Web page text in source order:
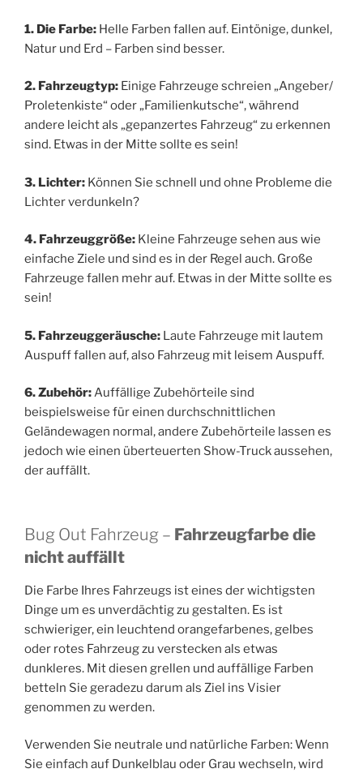
1. Die Farbe: Helle Farben fallen auf. Eintönige, dunkel,
Natur und Erd – Farben sind besser.
2. Fahrzeugtyp: Einige Fahrzeuge schreien „Angeber/
Proletenkiste“ oder „Familienkutsche“, während
andere leicht als „gepanzertes Fahrzeug“ zu erkennen
sind. Etwas in der Mitte sollte es sein!
3. Lichter: Können Sie schnell und ohne Probleme die
Lichter verdunkeln?
4. Fahrzeuggröße: Kleine Fahrzeuge sehen aus wie
einfache Ziele und sind es in der Regel auch. Große
Fahrzeuge fallen mehr auf. Etwas in der Mitte sollte es
sein!
5. Fahrzeuggeräusche: Laute Fahrzeuge mit lautem
Auspuff fallen auf, also Fahrzeug mit leisem Auspuff.
6. Zubehör:Auffällige Zubehörteile sind
beispielsweise für einen durchschnittlichen
Geländewagen normal, andere Zubehörteile lassen es
jedoch wie einen überteuerten Show-Truck aussehen,
der auffällt.
Bug Out Fahrzeug – Fahrzeugfarbe die
nicht auffällt
Die Farbe Ihres Fahrzeugs ist eines der wichtigsten
Dinge um es unverdächtig zu gestalten. Es ist
schwieriger, ein leuchtend orangefarbenes, gelbes
oder rotes Fahrzeug zu verstecken als etwas
dunkleres. Mit diesen grellen und auffällige Farben
betteln Sie geradezu darum als Ziel ins Visier
genommen zu werden.
Verwenden Sie neutrale und natürliche Farben: Wenn
Sie einfach auf Dunkelblau oder Grau wechseln, wird